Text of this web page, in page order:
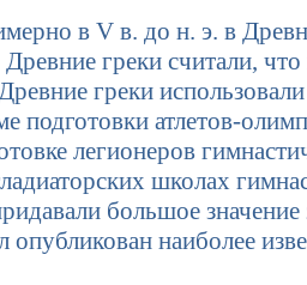
в V в. до н. э. в
греки считали, что
греки
подготовки атлетов-
легионеров
школах
большое значение
наиболее